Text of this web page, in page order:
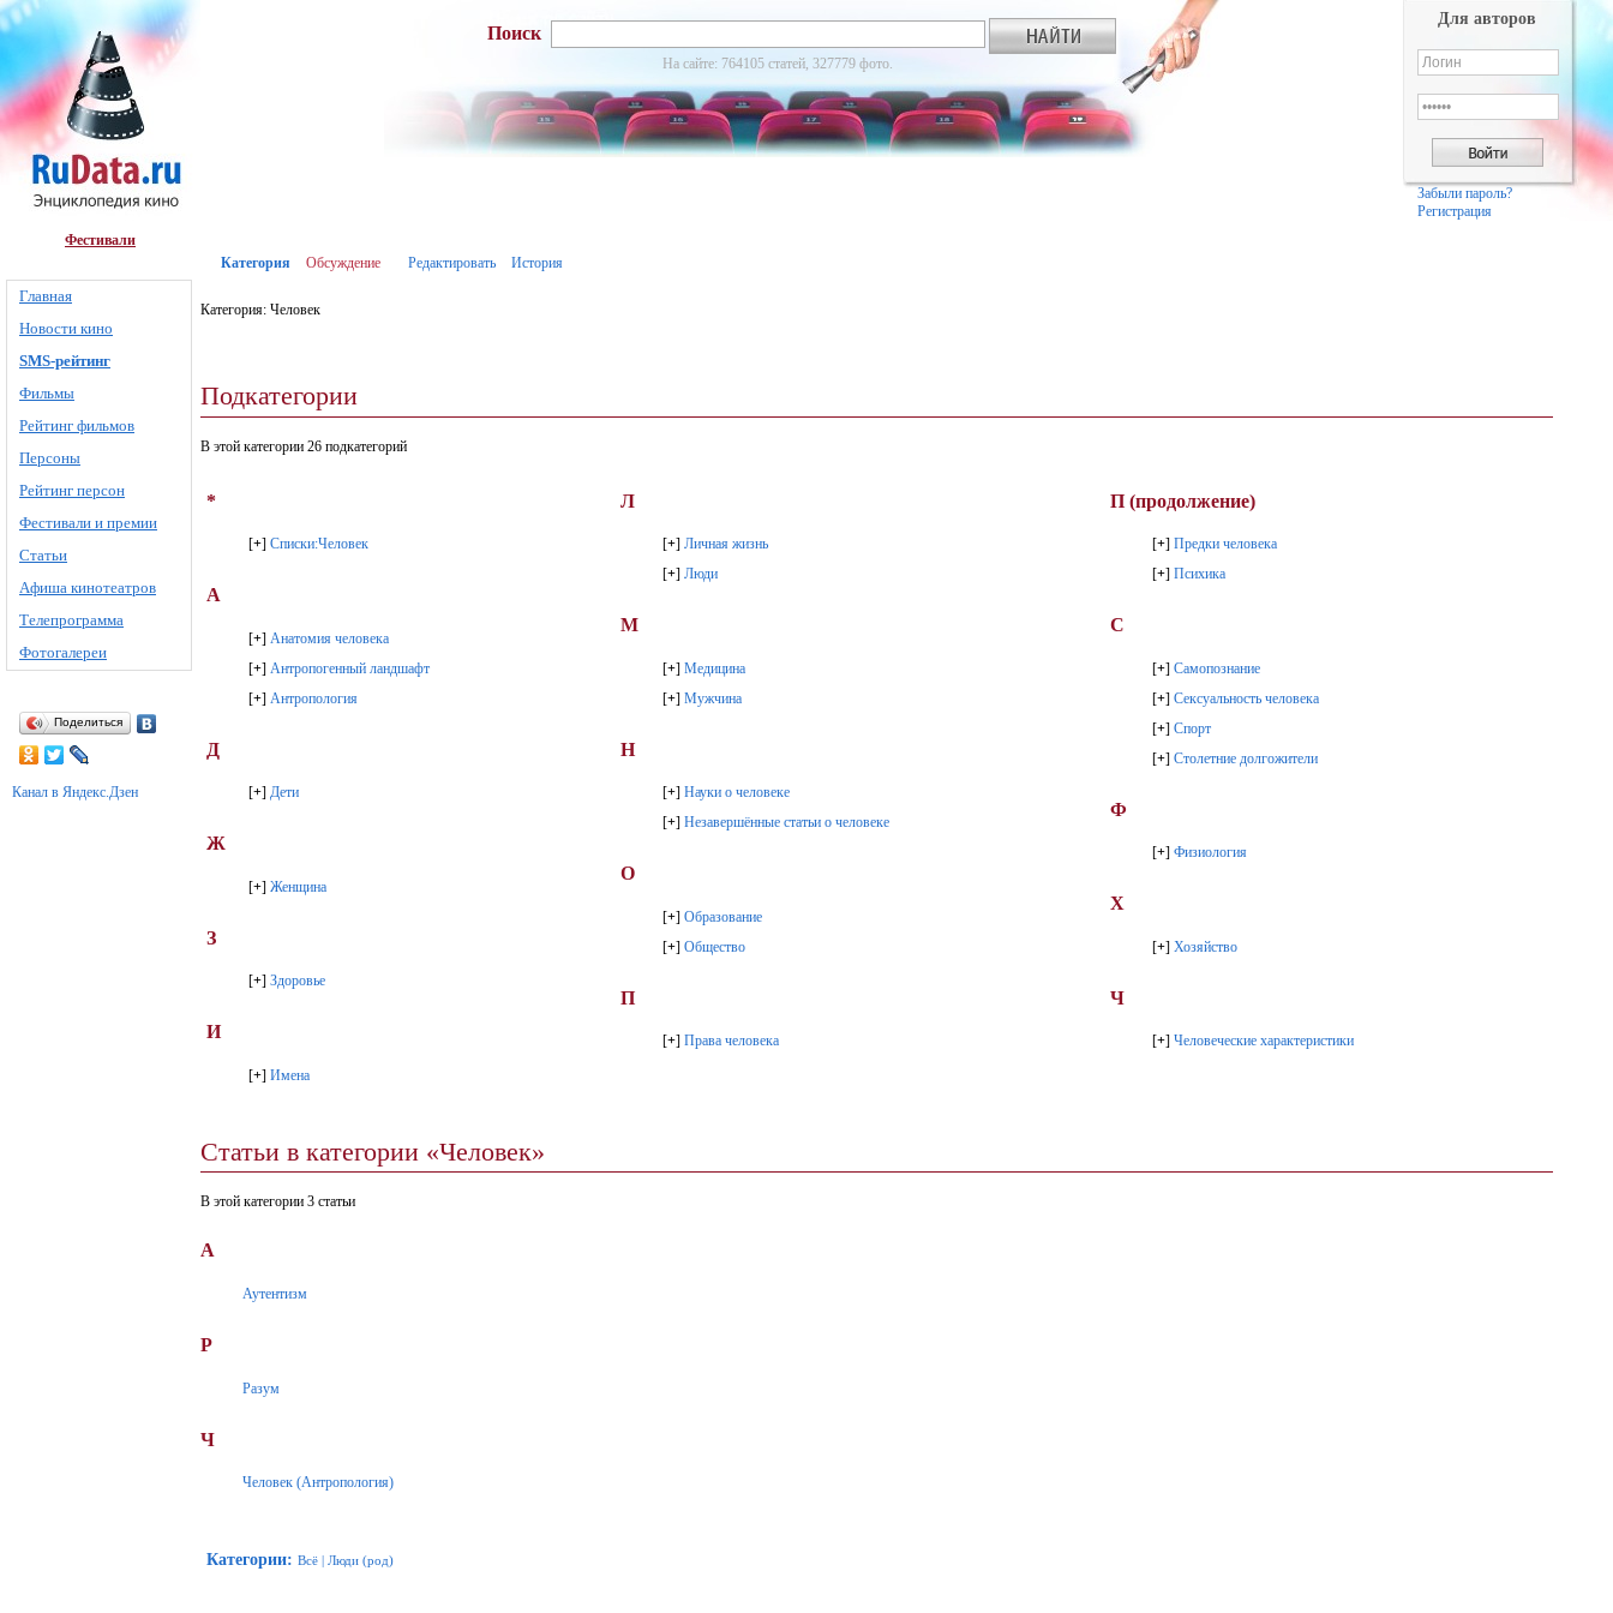
Фестивали
Главная
Новости кино
SMS-рейтинг
Фильмы
Рейтинг фильмов
Персоны
Рейтинг персон
Фестивали и премии
Статьи
Афиша кинотеатров
Телепрограмма
Фотогалереи
Поделиться
Канал в Яндекс.Дзен
Поиск
На сайте: 764105 статей, 327779 фото.
Для авторов
Забыли пароль?
Регистрация
Категория Обсуждение Редактировать История
Категория: Человек
Подкатегории
В этой категории 26 подкатегорий
*
[+] Списки:Человек
А
[+] Анатомия человека
[+] Антропогенный ландшафт
[+] Антропология
Д
[+] Дети
Ж
[+] Женщина
З
[+] Здоровье
И
[+] Имена
Л
[+] Личная жизнь
[+] Люди
М
[+] Медицина
[+] Мужчина
Н
[+] Науки о человеке
[+] Незавершённые статьи о человеке
О
[+] Образование
[+] Общество
П
[+] Права человека
П (продолжение)
[+] Предки человека
[+] Психика
С
[+] Самопознание
[+] Сексуальность человека
[+] Спорт
[+] Столетние долгожители
Ф
[+] Физиология
Х
[+] Хозяйство
Ч
[+] Человеческие характеристики
Статьи в категории «Человек»
В этой категории 3 статьи
А
Аутентизм
Р
Разум
Ч
Человек (Антропология)
Категории: Всё | Люди (род)